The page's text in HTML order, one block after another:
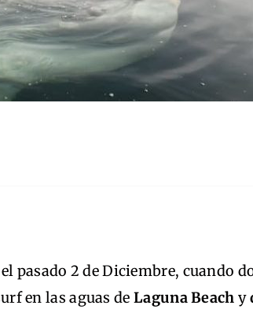
pasado 2 de Diciembre, cuando
en las aguas de Laguna Beach y